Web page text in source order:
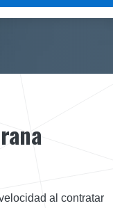
al contratar